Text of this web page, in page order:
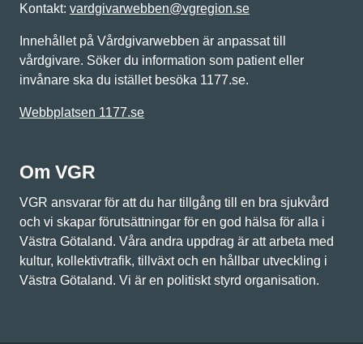
Kontakt: vardgivarwebben@vgregion.se
Innehållet på Vårdgivarwebben är anpassat till
vårdgivare. Söker du information som patient eller
invånare ska du istället besöka 1177.se.
Webbplatsen 1177.se
Om VGR
VGR ansvarar för att du har tillgång till en bra sjukvård
och vi skapar förutsättningar för en god hälsa för alla i
Västra Götaland. Våra andra uppdrag är att arbeta med
kultur, kollektivtrafik, tillväxt och en hållbar utveckling i
Västra Götaland. Vi är en politiskt styrd organisation.